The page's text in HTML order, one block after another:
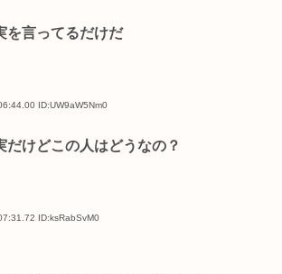
を言ってるだけだ
ID:UW9aW5Nm0
だけどこの人はどうなの？
ID:ksRabSvM0